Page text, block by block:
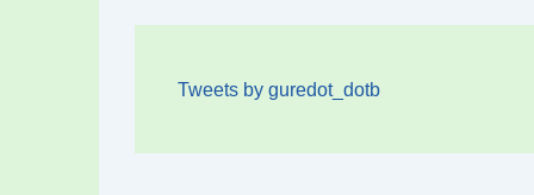
Tweets by guredot_dotb